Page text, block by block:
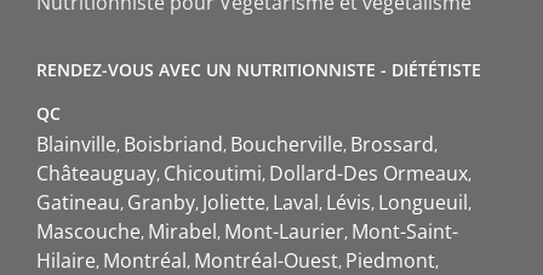
RENDEZ-VOUS AVEC UN NUTRITIONNISTE - DIÉTÉTISTE
QC
Blainville Boisbriand Boucherville Brossard
Châteauguay Chicoutimi Dollard-Des Ormeaux
Gatineau Granby Joliette Laval Lévis Longueuil
Mascouche Mirabel Mont-Laurier Mont-Saint-
Hilaire Montréal Montréal-Ouest Piedmont